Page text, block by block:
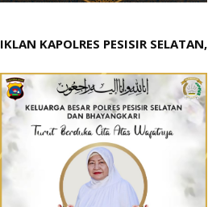
IKLAN KAPOLRES PESISIR SELATAN,